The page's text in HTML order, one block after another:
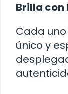
Brilla con
Cada
único y